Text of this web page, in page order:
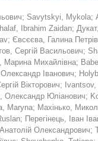
; Savytskyi, Mykola;
Ibrahim Zaidan;
; Євсєєва, Галина
Сергій Васильович;
Марина Михайлівна;
Іванович;
Вікторович;
Олександр Юліанович;
Maryna; Махінько,
; Перегінець, Іван
Олександрович;